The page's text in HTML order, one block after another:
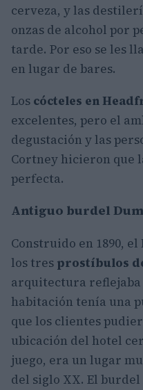
cerveza, y las
onzas de alcohol por
tarde. Por eso se les
en lugar de bares.
Los cócteles en
excelentes, pero el
degustación y las
Cortney hicieron que
perfecta.
Antiguo burdel
Construido en 1890, el
los tres prostíbulos
arquitectura reflejaba
habitación tenía una
que los clientes
ubicación del hotel
juego, era un lugar
del siglo XX. El